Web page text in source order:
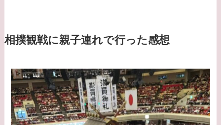
相撲観戦に親子連れで行った感想